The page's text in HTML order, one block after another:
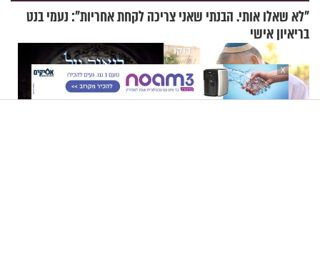
"לא שאלו אותי. הבנתי שאני צריכה לקחת אחריות": נעמי בנט
בריאיון אישי
X